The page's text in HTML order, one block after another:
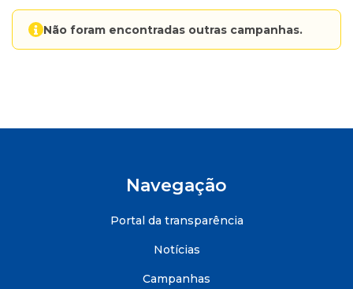
Não foram encontradas outras campanhas.
Navegação
Portal da transparência
Notícias
Campanhas